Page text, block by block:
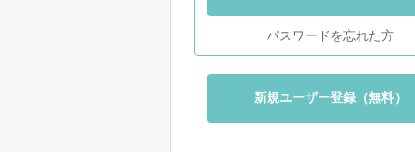
パスワードを忘れた方
新規ユーザー登録（無料）